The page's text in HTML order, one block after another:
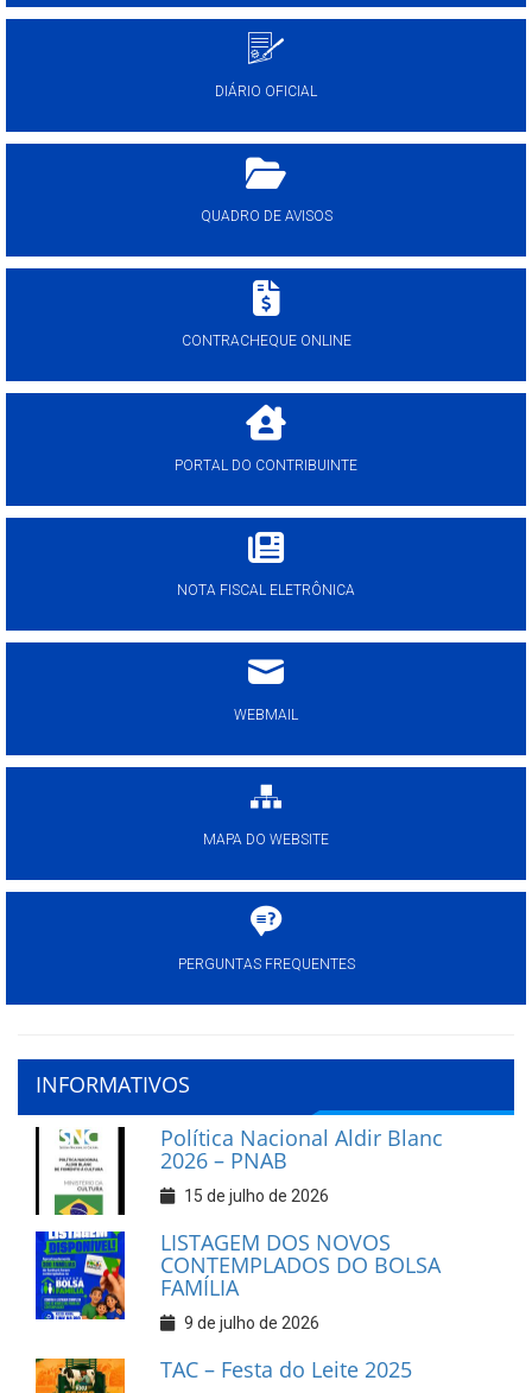
DIÁRIO OFICIAL
QUADRO DE AVISOS
CONTRACHEQUE ONLINE
PORTAL DO CONTRIBUINTE
NOTA FISCAL ELETRÔNICA
WEBMAIL
MAPA DO WEBSITE
PERGUNTAS FREQUENTES
INFORMATIVOS
Política Nacional Aldir Blanc
2026 – PNAB
15 de julho de 2026
LISTAGEM DOS NOVOS
CONTEMPLADOS DO BOLSA
FAMÍLIA
9 de julho de 2026
TAC – Festa do Leite 2025